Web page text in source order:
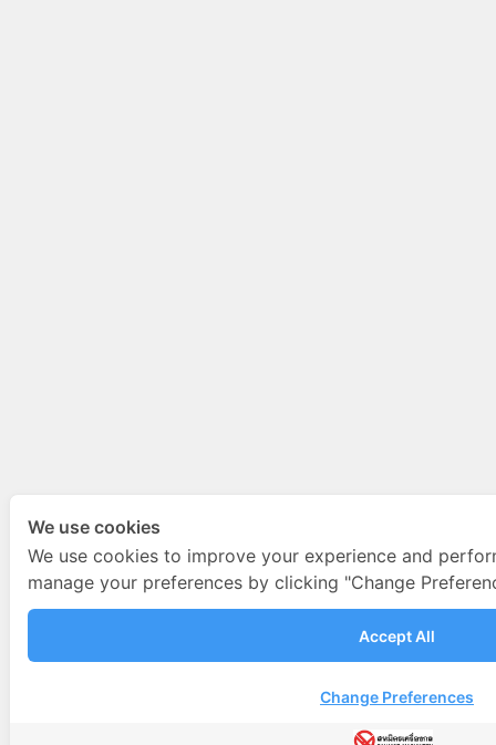
We use cookies
We use cookies to improve your experience and
manage your preferences by clicking "Change
Accept All
Change Preferences